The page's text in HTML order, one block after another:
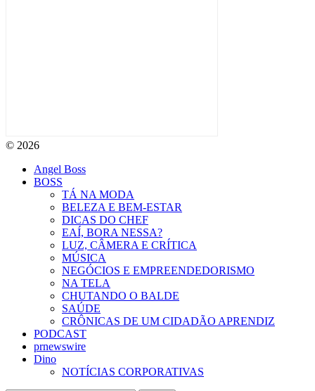
© 2026
Angel Boss
BOSS
TÁ NA MODA
BELEZA E BEM-ESTAR
DICAS DO CHEF
EAÍ, BORA NESSA?
LUZ, CÂMERA E CRÍTICA
MÚSICA
NEGÓCIOS E EMPREENDEDORISMO
NA TELA
CHUTANDO O BALDE
SAÚDE
CRÔNICAS DE UM CIDADÃO APRENDIZ
PODCAST
prnewswire
Dino
NOTÍCIAS CORPORATIVAS